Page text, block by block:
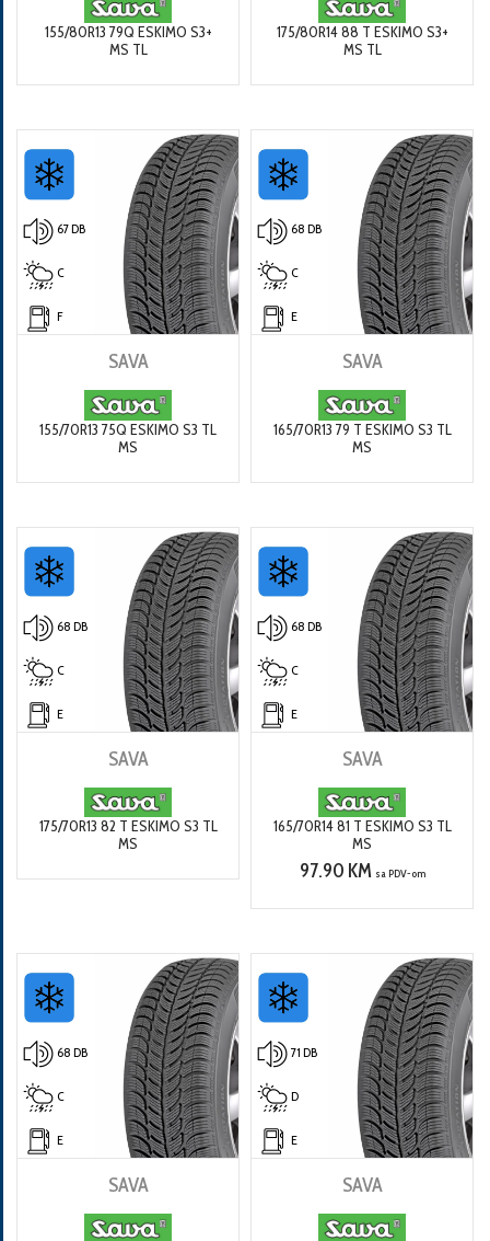
155/80R13 79Q ESKIMO S3+
MS TL
175/80R14 88 T ESKIMO S3+
MS TL
67 DB
C
F
SAVA
155/70R13 75Q ESKIMO S3 TL
MS
68 DB
C
E
SAVA
165/70R13 79 T ESKIMO S3 TL
MS
68 DB
C
E
SAVA
175/70R13 82 T ESKIMO S3 TL
MS
68 DB
C
E
SAVA
165/70R14 81 T ESKIMO S3 TL
MS
97.90 KM sa PDV-om
68 DB
C
E
SAVA
71 DB
D
E
SAVA